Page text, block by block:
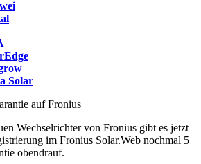
Solar
auf Fronius
Wechselrichter von Fronius gibt es jetzt
im Fronius Solar.Web nochmal 5
obendrauf.